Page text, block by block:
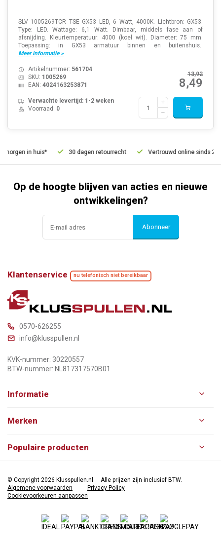
SLV 1005269TCR TSE GX53 LED, 6 Watt, 4000K. Lichtbron: GX53.
Type: LED. Wattage: 6,1 Watt. Dimbaar, middels fase aan of
afsnijding. Kleurtemperatuur: 4000 (koel wit). Diameter: 75 mm.
Toepassing: in GX53 armatuur binnen en buitenshuis.
Meer informatie »
13,92
8,49
Artikelnummer: 561704
SKU: 1005269
EAN: 4024163253871
Verwachte levertijd: 1-2 weken
Voorraad: 0
in huis* 30 dagen retourrecht Vertrouwd online sinds 2006
Op de hoogte blijven van acties en nieuwe
ontwikkelingen?
Abonneer
Klantenservice nu telefonisch niet bereikbaar
0570-626255
info@klusspullen.nl
KVK-nummer: 30220557
BTW-nummer: NL817317570B01
Informatie
Merken
Populaire producten
© Copyright 2026 Klusspullen.nl
Alle prijzen zijn inclusief BTW.
Algemene voorwaarden
Privacy Policy
Cookievoorkeuren aanpassen